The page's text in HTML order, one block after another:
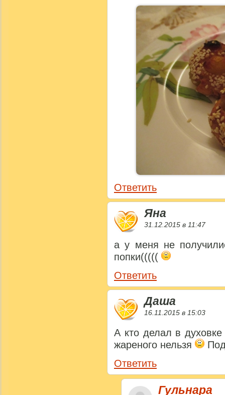
Ответить
Яна
31.12.2015 в 11:47
а у меня не
попки(((((
Ответить
Даша
16.11.2015 в 15:03
А кто делал в
жареного нельзя
Ответить
Гульнара